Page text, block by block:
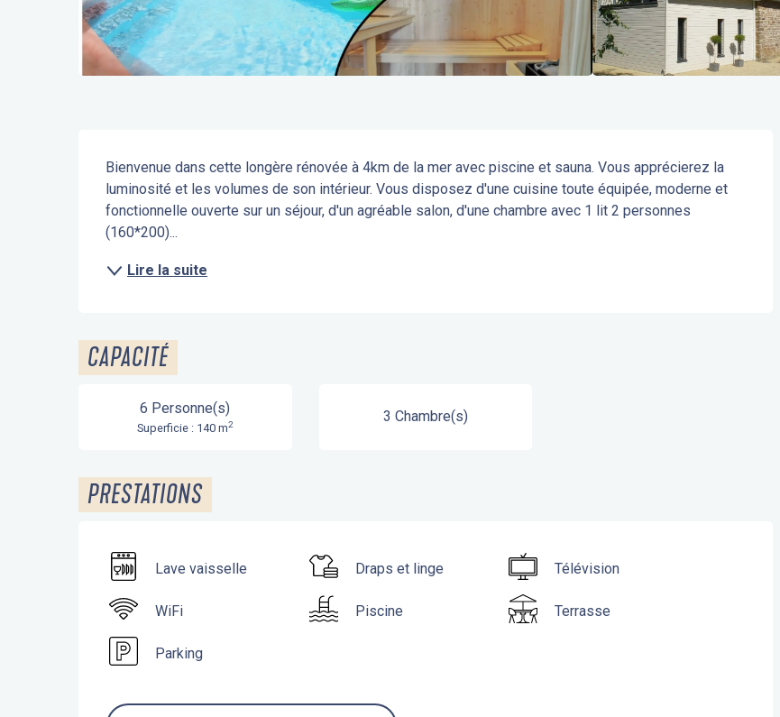
Description
Bienvenue dans cette longère rénovée à 4km de la mer avec piscine et sauna. Vous apprécierez la
luminosité et les volumes de son intérieur. Vous disposez d'une cuisine toute équipée, moderne et
fonctionnelle ouverte sur un séjour, d'un agréable salon, d'une chambre avec 1 lit 2 personnes
(160*200)...
Lire la suite
CAPACITÉ
6 Personne(s)
Superficie : 140 m2 3 Chambre(s)
PRESTATIONS
Lave vaisselle Draps et linge Télévision
WiFi Piscine Terrasse
Parking